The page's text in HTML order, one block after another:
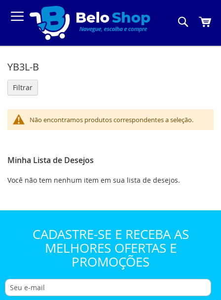
YB3L-B
Não encontramos produtos correspondentes a seleção.
Filtrar
Minha Lista de Desejos
Você não tem nenhum item em sua lista de desejos.
CADASTRE-SE E RECEBA AS
MELHORES OFERTAS E
PROMOÇÕES